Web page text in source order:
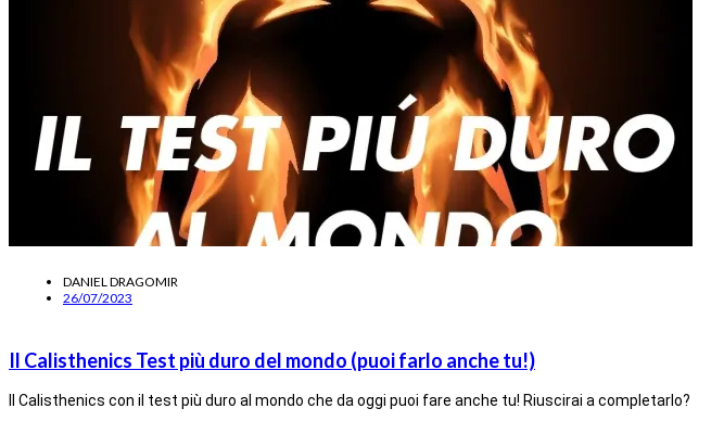
DANIEL DRAGOMIR
26/07/2023
Il Calisthenics Test più duro del mondo (puoi farlo anche tu!)
Il Calisthenics con il test più duro al mondo che da oggi puoi fare anche tu! Riuscirai a completarlo?